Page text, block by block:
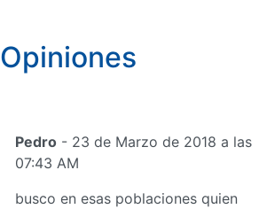
Opiniones
Pedro - 23 de Marzo de 2018 a las
07:43 AM
busco en esas poblaciones quien